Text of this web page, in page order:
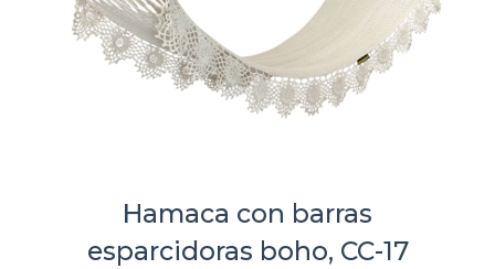
Hamaca con barras
esparcidoras boho, CC-17